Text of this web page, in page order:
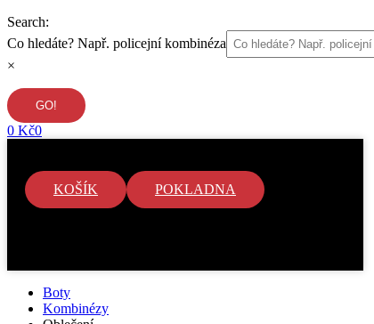
Search:
Co hledáte? Např. policejní kombinéza
×
0 Kč0
KOŠÍK POKLADNA
Boty
Kombinézy